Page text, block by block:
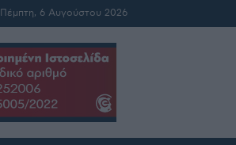
Πέμπτη, 6 Αυγούστου 2026